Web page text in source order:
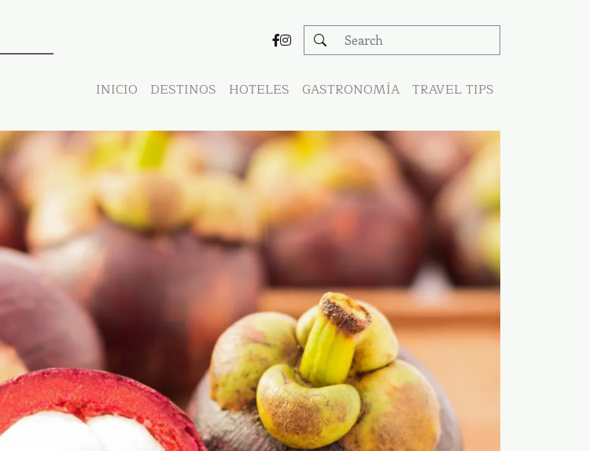
INICIO DESTINOS HOTELES GASTRONOMÍA TRAVEL TIPS